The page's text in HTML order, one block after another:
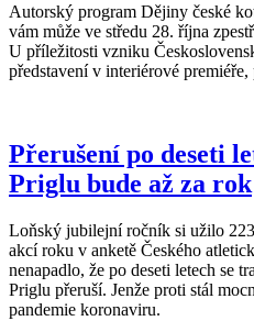
Autorský program Dějiny české
vám může ve středu 28. října
U příležitosti vzniku
představení v interiérové
Přerušení po deseti
Priglu bude až za rok
Loňský jubilejní ročník si užilo
akcí roku v anketě Českého
nenapadlo, že po deseti letech se
Priglu přeruší. Jenže proti stál
pandemie koronaviru.